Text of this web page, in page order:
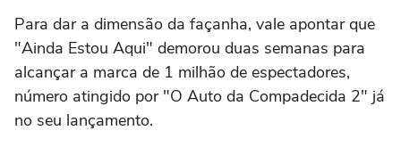
Para dar a dimensão da façanha, vale apontar que
"Ainda Estou Aqui" demorou duas semanas para
alcançar a marca de 1 milhão de espectadores,
número atingido por "O Auto da Compadecida 2" já
no seu lançamento.